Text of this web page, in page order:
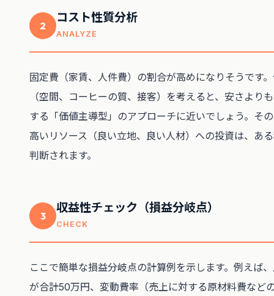
2
コスト性質分析
ANALYZE
固定費（家賃、人件費）の割合が高めになりそうです
（空間、コーヒーの質、接客）を考えると、安さより
する「価値主導型」のアプローチに近いでしょう。そ
高いリソース（良い立地、良い人材）への投資は、あ
判断されます。
3
収益性チェック（損益分岐点）
CHECK
ここで簡単な損益分岐点の計算例を示します。例えば
が合計50万円、変動費率（売上に対する原材料費など